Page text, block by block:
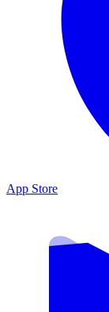
App Store